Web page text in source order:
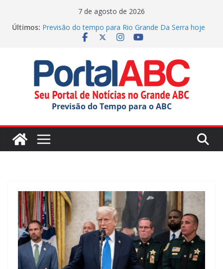
7 de agosto de 2026
Últimos: Previsão do tempo para Rio Grande Da Serra hoje
(06/08/2026)
SBC elege Miss e Mister Terceira Idade 2026
Jornada do Patrimônio tem atividades em Santo
André
Ana Carolina Serra comemora criação da lei do Pix
Pensão Alimentícia
Previsão do Tempo para o ABC